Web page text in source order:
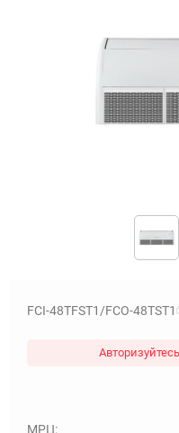
FCI-48TFST1/FCO-48TST1
МРЦ: